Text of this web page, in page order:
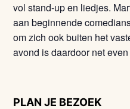
vol stand-up en liedjes.
aan beginnende
om zich ook buiten het
avond is daardoor net
PLAN JE BEZOEK